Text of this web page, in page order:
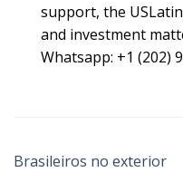
support, the
and investment
Whatsapp: +1 (202)
Brasileiros no exterior